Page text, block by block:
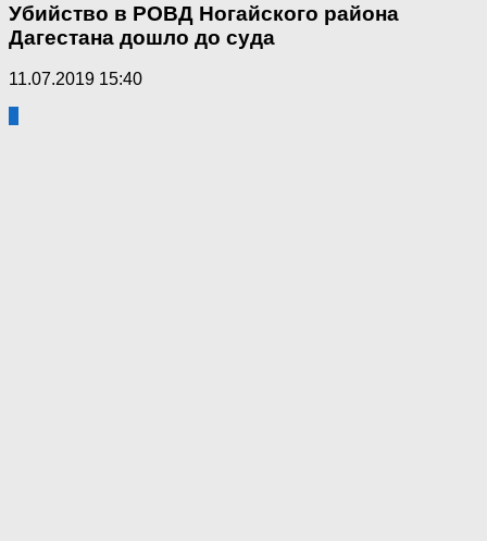
Убийство в РОВД Ногайского района
Дагестана дошло до суда
11.07.2019 15:40